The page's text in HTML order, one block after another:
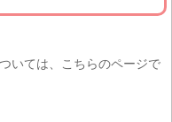
いては、こちらのページで